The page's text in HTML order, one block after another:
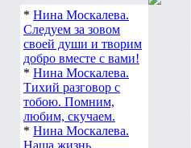
* Нина Москалева.
Следуем за зовом
своей души и творим
добро вместе с вами!
* Нина Москалева.
Тихий разговор с
тобою. Помним,
любим, скучаем.
* Нина Москалева.
Наша жизнь